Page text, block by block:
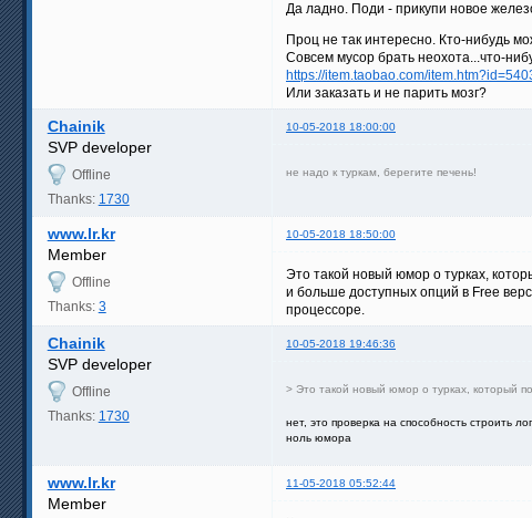
Да ладно. Поди - прикупи новое
Проц не так интересно. Кто-нибудь
Совсем мусор брать неохота...что-
https://item.taobao.com/
Или заказать и не парить мозг?
Chainik 10-05-2018 18:00:00
SVP developer
Offline
Thanks: 1730
не надо к туркам, берегите печень!
www.lr.kr 10-05-2018 18:50:00
Member
Offline
Thanks: 3
Это такой новый юмор о турках,
и больше доступных опций в Free
процессоре.
Chainik 10-05-2018 19:46:36
SVP developer
Offline
Thanks: 1730
> Это такой новый юмор о турках, который
нет, это проверка на способность строить
ноль юмора
www.lr.kr 11-05-2018 05:52:44
Member